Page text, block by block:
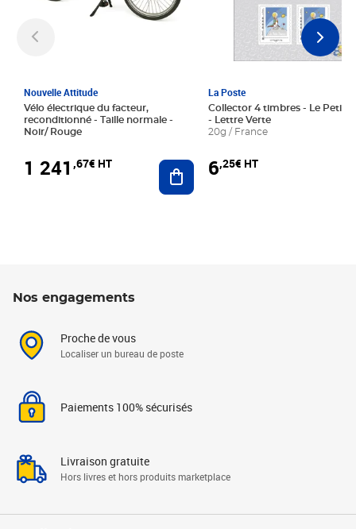
Nouvelle Attitude
Vélo électrique du facteur,
reconditionné - Taille normale -
Noir/ Rouge
1 241 ,67€ HT Ajouter au panier
La Poste
Collector 4 timbres - Le Petit
- Lettre Verte
20g / France
6,25€ HT
Nos engagements
Proche de vous
Localiser un bureau de poste
Paiements 100% sécurisés
Livraison gratuite
Hors livres et hors produits marketplace